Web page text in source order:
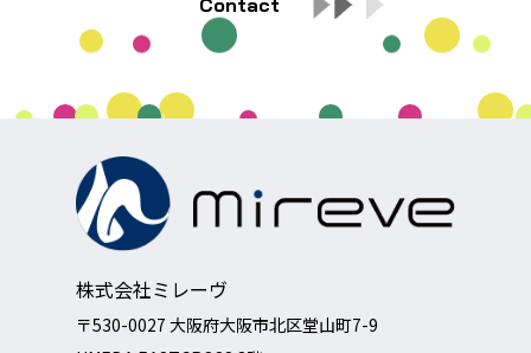
株式会社ミレーヴ
〒530-0027 大阪府大阪市北区堂山町7-9